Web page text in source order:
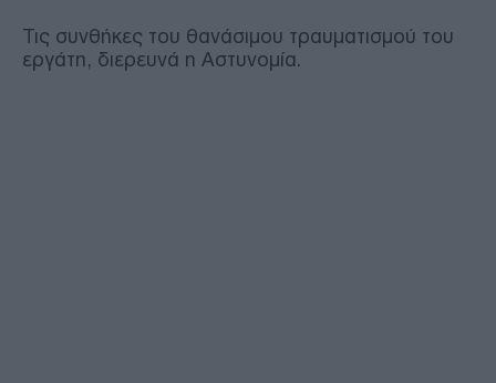
Τις συνθήκες του θανάσιμου τραυματισμού του
εργάτη, διερευνά η Αστυνομία.